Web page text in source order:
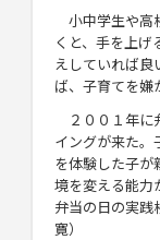
小中学生や高
くと、手を上げ
えしていれば良
ば、子育てを嫌
２００１年に
イングが来た。
を体験した子
境を変える能力
弁当の日の実
寛）